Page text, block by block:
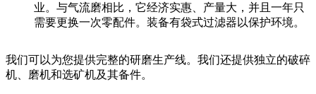
业。与气流磨相比，它经济实惠、产量大，并且一年只
需要更换一次零配件。装备有袋式过滤器以保护环境。
我们可以为您提供完整的研磨生产线。我们还提供独立的破碎
机、磨机和选矿机及其备件。